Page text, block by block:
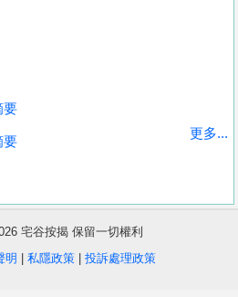
要
要
更多...
宅谷按揭 保留一切權利
明 私隱政策| 投訴處理政策